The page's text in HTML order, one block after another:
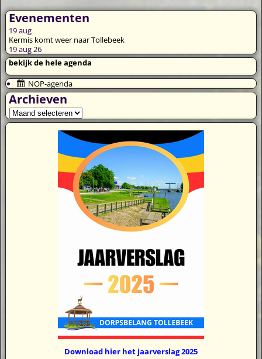
Evenementen
19aug
Kermis komt weer naar Tollebeek
19 aug 26
bekijk de hele agenda
NOP-agenda
Archieven
Download hier het jaarverslag 2025